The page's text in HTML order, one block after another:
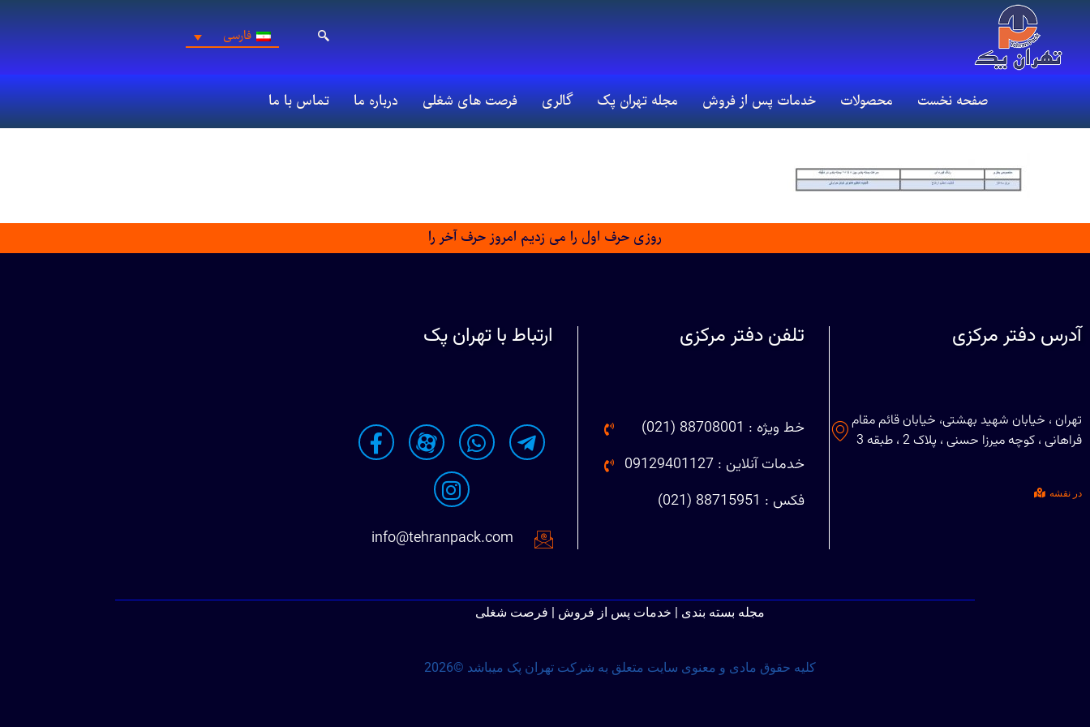
فارسی
صفحه نخست محصولات خدمات پس از فروش مجله تهران پک گالری فرصت های شغلی درباره ما تماس با ما
روزی حرف اول را می زدیم امروز حرف آخر را
آدرس دفتر مرکزی
تهران ، خیابان شهید بهشتی، خیابان قائم مقام
فراهانی ، کوچه میرزا حسنی ، پلاک 2 ، طبقه 3
در نقشه
تلفن دفتر مرکزی
خط ویژه : 88708001 (021)
خدمات آنلاین : 09129401127
فکس : 88715951 (021)
ارتباط با تهران پک
info@tehranpack.com
مجله بسته بندی | خدمات پس از فروش | فرصت شغلی
کلیه حقوق مادی و معنوی سایت متعلق به شرکت تهران پک میباشد ©2026